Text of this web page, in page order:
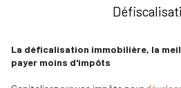
La déficalisation immobilière, la
payer moins d'impôts